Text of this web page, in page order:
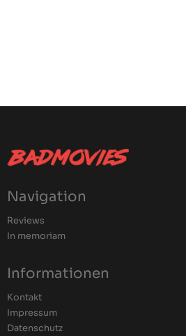
Navigation
Reviews
In memoriam
Informationen
Kontakt
Impressum
Datenschutz